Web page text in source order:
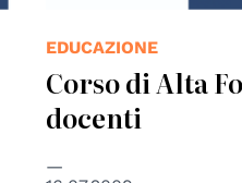
EDUCAZIONE
Corso di Alta
docenti